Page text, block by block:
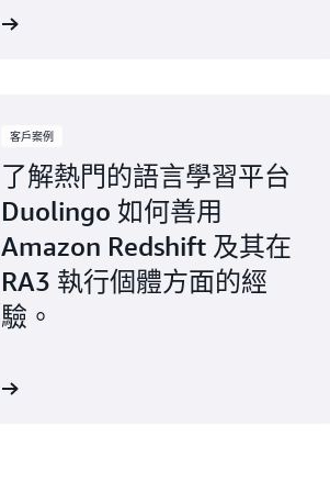
客戶案例
了解熱門的語言學習平台
Duolingo 如何善用
Amazon Redshift 及其在
RA3 執行個體方面的經
驗。